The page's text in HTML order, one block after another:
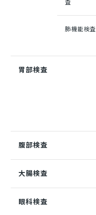
査
肺機能検査
胃部検査
腹部検査
大腸検査
眼科検査